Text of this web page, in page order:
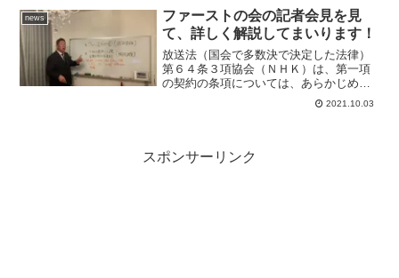
申立事件その他一般の法律事件に関して
鑑定、代理、仲裁若しく...
news
ファーストの会の記者会見を見
て、詳しく解説してまいります！
放送法（国会で多数決で決定した法律）
第６４条３項協会（ＮＨＫ）は、第一項
の契約の条項については、あらかじめ、
総務大臣の認可を受けなければならな
い。放送法施行規則（総務大臣の権限で
2021.10.03
スポンサーリンク